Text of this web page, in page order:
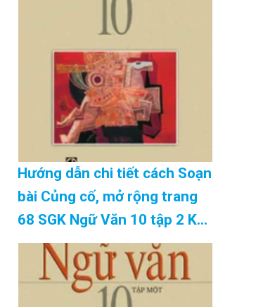
Hướng dẫn chi tiết cách Soạn
bài Củng cố, mở rộng trang
68 SGK Ngữ Văn 10 tập 2 Kết
nối tri thức – hay nhất Cập
Nhật 08/2026